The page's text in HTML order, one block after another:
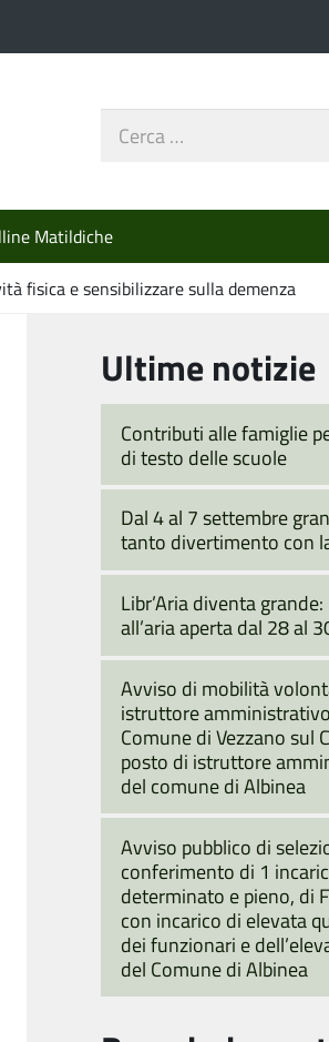
Cerca
Matildiche
fisica e sensibilizzare sulla demenza
Ultime notizie
Contributi alle famiglie
di testo delle scuole
Dal 4 al 7 settembre
tanto divertimento con
Libr’Aria diventa
all’aria aperta dal 28 al
Avviso di mobilità
istruttore
Comune di Vezzano sul
posto di istruttore
del comune di Albinea
Avviso pubblico di
conferimento di 1
determinato e pieno, di
con incarico di elevata
dei funzionari e
del Comune di Albinea